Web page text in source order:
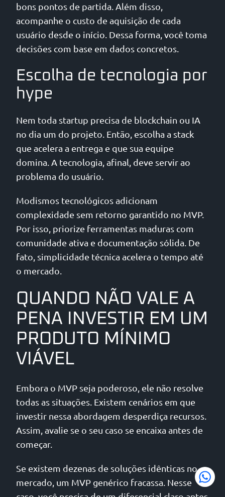
bons pontos de partida. Além disso,
acompanhe o custo de aquisição de cada
usuário desde o início. Dessa forma, você toma
decisões com base em dados concretos.
Escolha de tecnologia por
hype
Nem toda startup precisa de blockchain ou IA
no dia um do projeto. Então, escolha a stack
que acelera a entrega e que sua equipe
domina. A tecnologia, afinal, deve servir ao
problema do usuário.
Modismos tecnológicos adicionam
complexidade sem retorno garantido no MVP.
Por isso, priorize ferramentas maduras com
comunidade ativa e documentação sólida. De
fato, simplicidade técnica acelera o tempo até
o mercado.
QUANDO NÃO VALE A
PENA INVESTIR EM UM
PRODUTO MÍNIMO
VIÁVEL
Embora o MVP seja poderoso, ele não resolve
todas as situações. Existem cenários em que
investir nessa abordagem desperdiça recursos.
Assim, avalie se o seu caso se encaixa antes de
começar.
Se existem dezenas de soluções idênticas no
mercado, um MVP genérico fracassa. Nesse